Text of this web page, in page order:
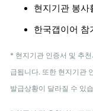
현지기관 봉사
한국갭이어 참
* 현지기관 인증서 및 추
급됩니다. 또한 현지기관
발급상황이 달라질 수 있